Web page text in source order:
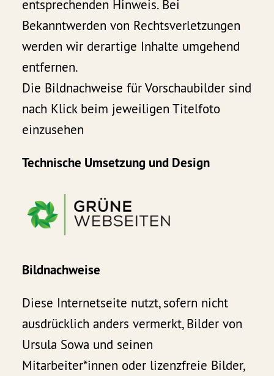
entsprechenden Hinweis. Bei
Bekanntwerden von Rechtsverletzungen
werden wir derartige Inhalte umgehend
entfernen.
Die Bildnachweise für Vorschaubilder sind
nach Klick beim jeweiligen Titelfoto
einzusehen
Technische Umsetzung und Design
Bildnachweise
Diese Internetseite nutzt, sofern nicht
ausdrücklich anders vermerkt, Bilder von
Ursula Sowa und seinen
Mitarbeiter*innen oder lizenzfreie Bilder,